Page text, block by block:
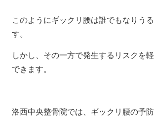
このようにギックリ腰は誰でもなりう
す。
しかし、その一方で発生するリスクを
できます。
洛西中央整骨院では、ギックリ腰の予